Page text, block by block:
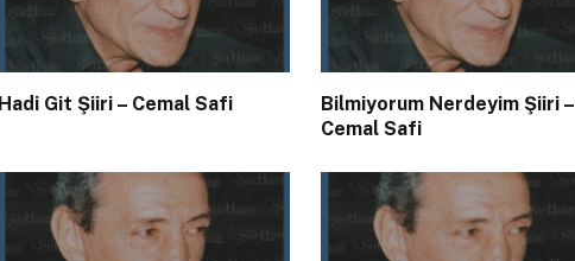
Hadi Git Şiiri – Cemal Safi
Bilmiyorum Nerdeyim Şiiri –
Cemal Safi